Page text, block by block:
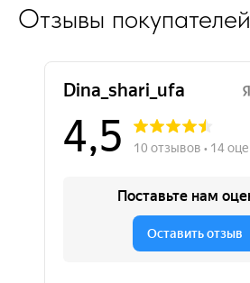
Отзывы покупателей